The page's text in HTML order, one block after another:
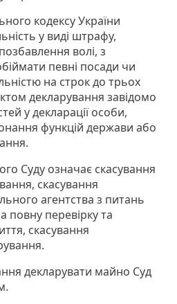
кодексу України
у виді штрафу,
волі, з
певні посади чи
на строк до трьох
декларування завідомо
у декларації особи,
функцій держави або
Суду означає скасування
скасування
агентства з питань
повну перевірку та
скасування
декларувати майно Суд